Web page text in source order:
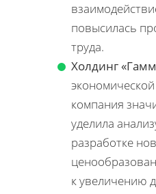
повысилась
труда.
Холдинг
компания
уделила
разработке
к увеличению